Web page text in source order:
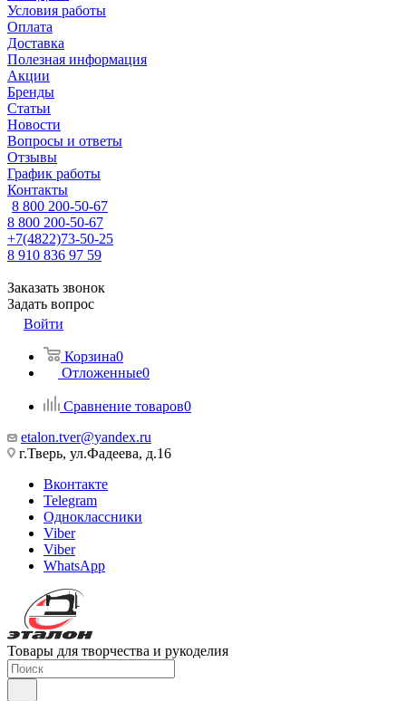
Условия работы
Оплата
Доставка
Полезная информация
Акции
Бренды
Статьи
Новости
Вопросы и ответы
Отзывы
График работы
Контакты
8 800 200-50-67
8 800 200-50-67
+7(4822)73-50-25
8 910 836 97 59
Заказать звонок
Задать вопрос
Войти
Корзина0
Отложенные0
Сравнение товаров0
etalon.tver@yandex.ru
г.Тверь, ул.Фадеева, д.16
Вконтакте
Telegram
Одноклассники
Viber
Viber
WhatsApp
Товары для творчества и рукоделия